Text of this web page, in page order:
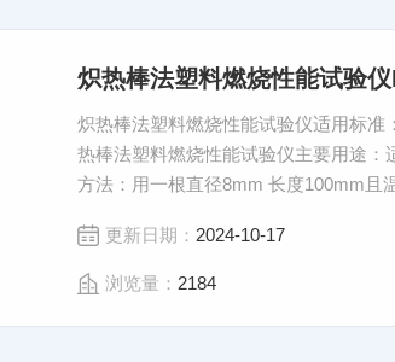
炽热棒法塑料燃烧性能试验
炽热棒法塑料燃烧性能试验仪适用标准
热棒法塑料燃烧性能试验仪主要用途
方法：用一根直径8mm 长度100mm且
更新日期： 2024-10-17
浏览量： 2184